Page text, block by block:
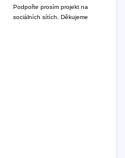
Podpořte prosím projekt na
sociálních sítích. Děkujeme